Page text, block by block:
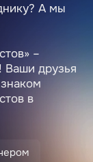
А мы
–
друзья
в